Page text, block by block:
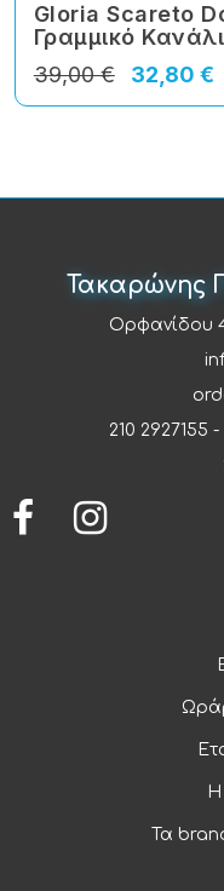
Gloria Scareto
Γραμμικό
32,80 €
39,00 €
Τακαρώνης
Ορφανίδου
210 2927155 -
Η
Τα